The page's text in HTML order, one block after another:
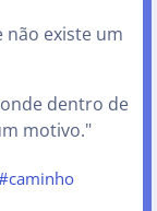
existe um
dentro de
motivo."